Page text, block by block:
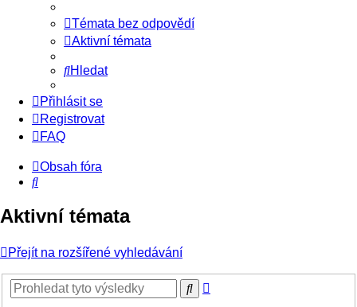
Témata bez odpovědí
Aktivní témata
Hledat
Přihlásit se
Registrovat
FAQ
Obsah fóra
Hledat
Aktivní témata
Přejít na rozšířené vyhledávání
Hledat